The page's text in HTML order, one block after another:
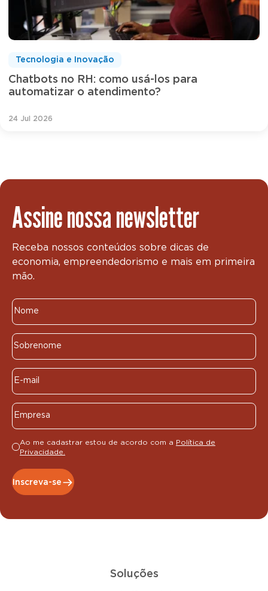
Chatbots no RH: como usá-los para
automatizar o atendimento?
Tecnologia e Inovação
24 Jul 2026
Assine nossa newsletter
Receba nossos conteúdos sobre dicas de
economia, empreendedorismo e mais em primeira
mão.
Ao me cadastrar estou de acordo com a Política de
Privacidade.
Inscreva-se
Soluções